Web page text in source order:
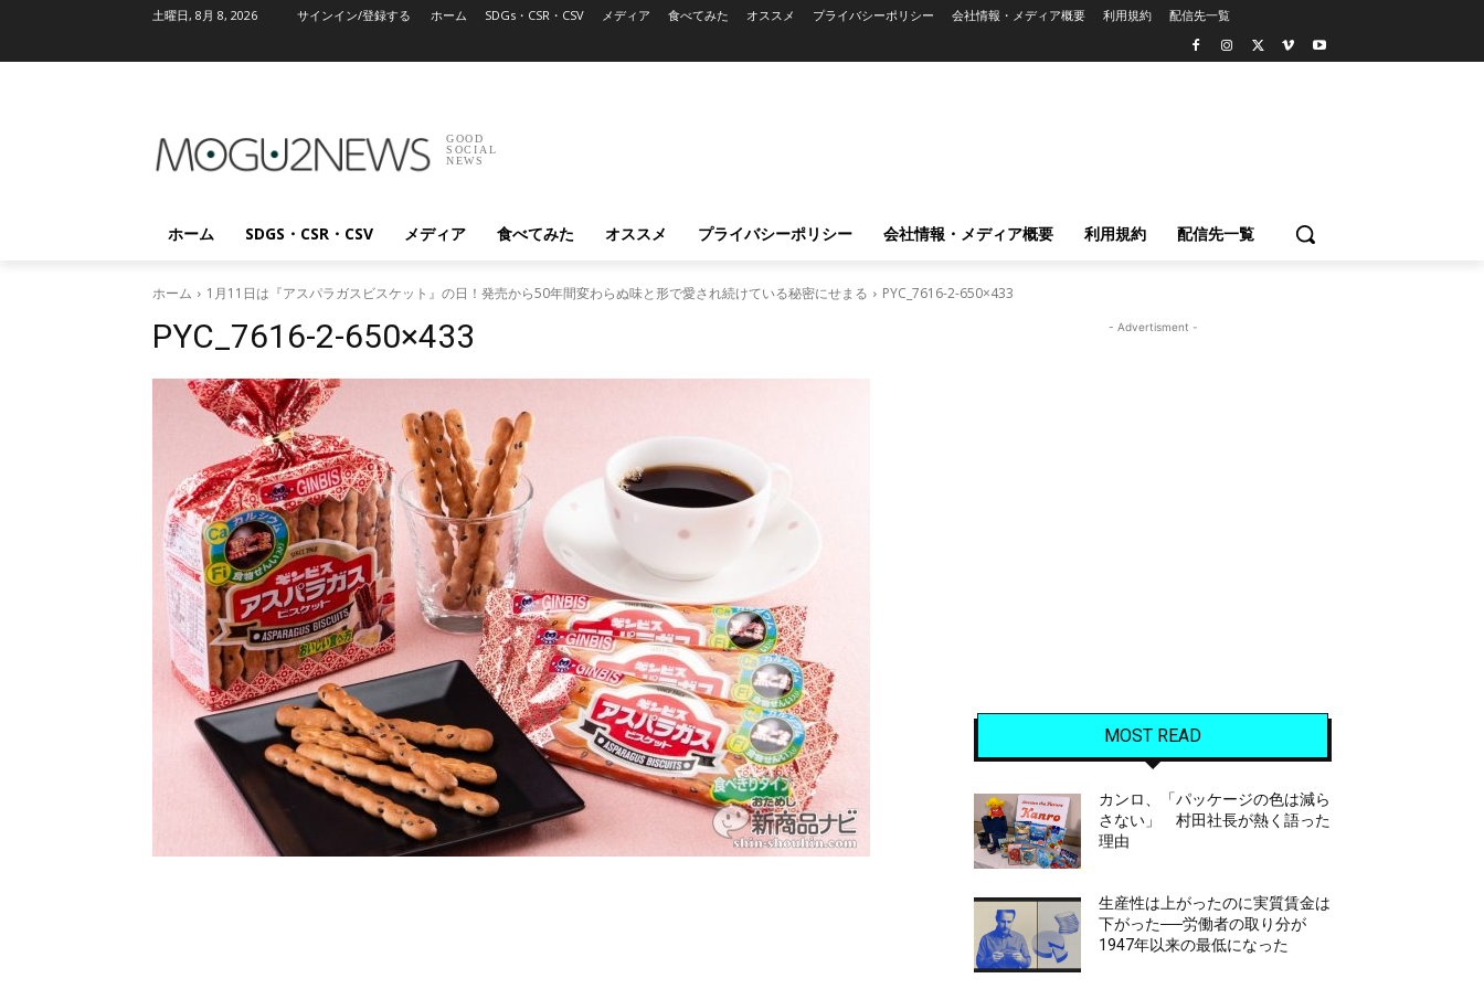
土曜日, 8月 8, 2026 サインイン/登録する ホーム SDGs・CSR・CSV メディア 食べてみた オススメ プライバシーポリシー 会社情報・メディア概要 利用規約 配信先一覧
GOOD
SOCIAL
NEWS
ホーム SDGS・CSR・CSV メディア 食べてみた オススメ プライバシーポリシー 会社情報・メディア概要 利用規約 配信先一覧
ホーム 1月11日は『アスパラガスビスケット』の日！発売から50年間変わらぬ味と形で愛され続けている秘密にせまる PYC_7616-2-650×433
PYC_7616-2-650×433 - Advertisment -
MOST READ
カンロ、「パッケージの色は減ら
さない」 村田社長が熱く語った
理由
生産性は上がったのに実質賃金は
下がった──労働者の取り分が
1947年以来の最低になった